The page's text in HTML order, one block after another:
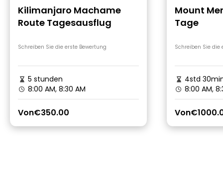
Kilimanjaro Machame
Route Tagesausflug
Schreiben Sie die erste Bewertung
5 stunden
8:00 AM, 8:30 AM
Von€350.00
Mount
Tage
Schreiben Sie die
4std
8:00 AM,
Von